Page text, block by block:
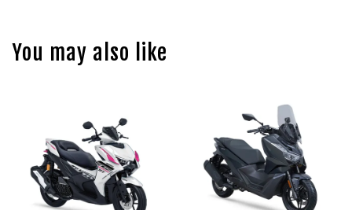
You may also like